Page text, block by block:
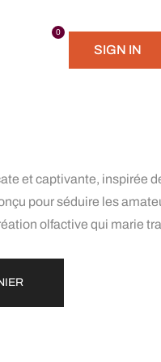
0
SIGN IN
et captivante, inspirée
pour séduire les
olfactive qui marie